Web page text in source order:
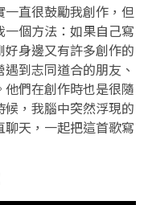
直很鼓勵我創作，但
個方法：如果自己寫
身邊又有許多創作的
到志同道合的朋友、
們在創作時也是很隨
，我腦中突然浮現的
天，一起把這首歌寫